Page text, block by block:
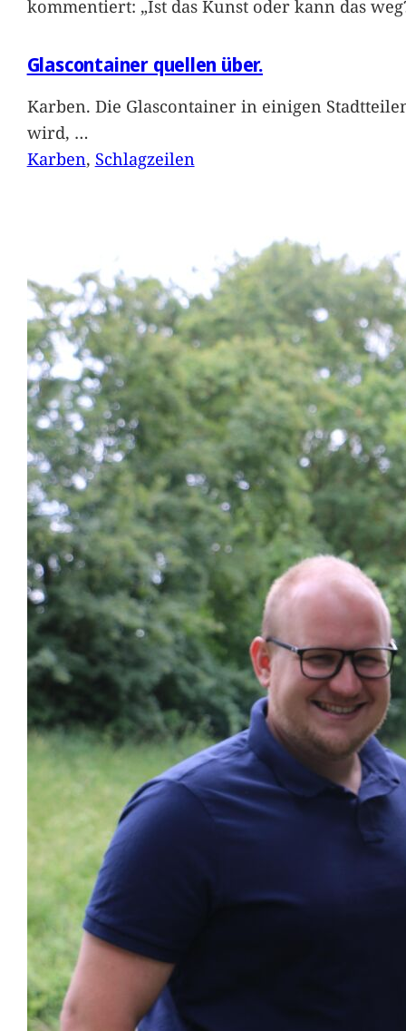
kommentiert: „Ist das Kunst oder kann das
Glascontainer quellen über.
Karben. Die Glascontainer in einigen
wird, …
Karben, Schlagzeilen